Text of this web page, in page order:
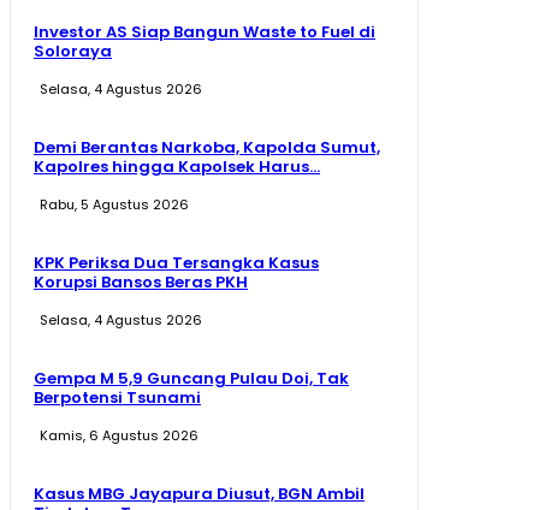
Investor AS Siap Bangun Waste to Fuel di
Soloraya
Selasa, 4 Agustus 2026
Demi Berantas Narkoba, Kapolda Sumut,
Kapolres hingga Kapolsek Harus...
Rabu, 5 Agustus 2026
KPK Periksa Dua Tersangka Kasus
Korupsi Bansos Beras PKH
Selasa, 4 Agustus 2026
Gempa M 5,9 Guncang Pulau Doi, Tak
Berpotensi Tsunami
Kamis, 6 Agustus 2026
Kasus MBG Jayapura Diusut, BGN Ambil